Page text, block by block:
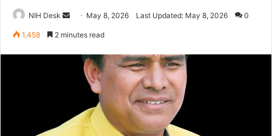
NIH Desk
Send May 8, 2026 Last Updated: May 8, 2026 0
1,458 2 minutes read